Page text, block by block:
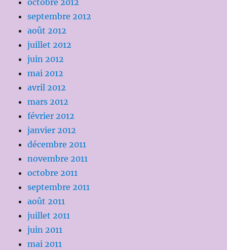
octobre 2012
septembre 2012
août 2012
juillet 2012
juin 2012
mai 2012
avril 2012
mars 2012
février 2012
janvier 2012
décembre 2011
novembre 2011
octobre 2011
septembre 2011
août 2011
juillet 2011
juin 2011
mai 2011